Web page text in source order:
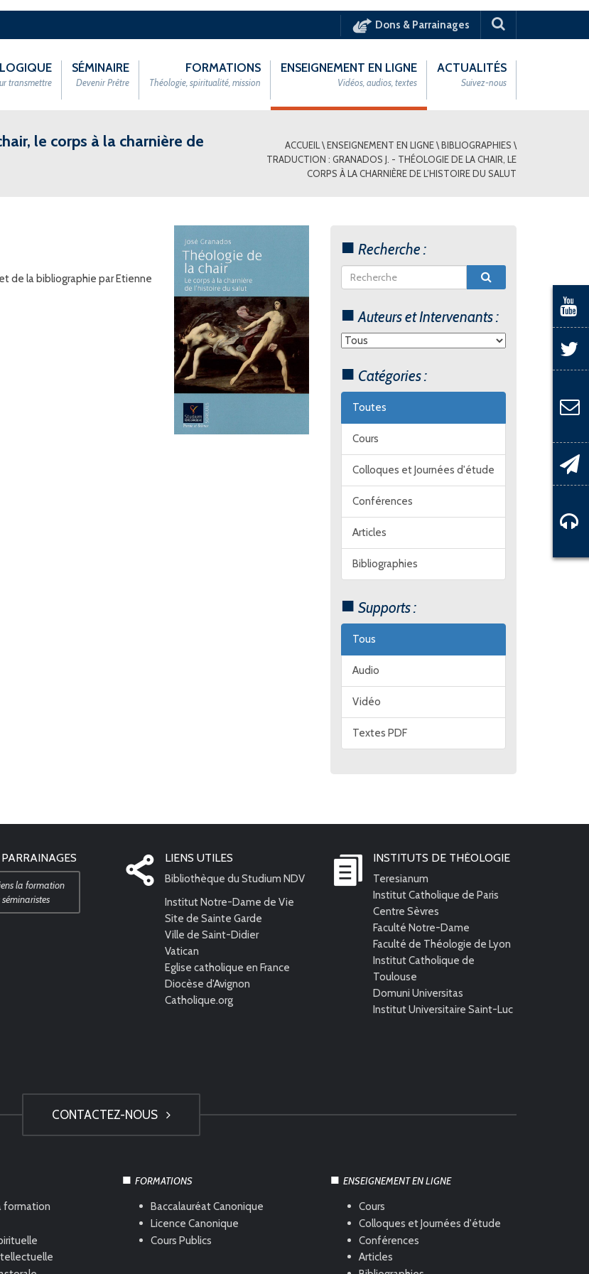
Dons & Parrainages
transmettre
SÉMINAIRE
Devenir Prêtre
FORMATIONS
Théologie, spiritualité, mission
ENSEIGNEMENT EN LIGNE
Vidéos, audios, textes
ACTUALITÉS
Suivez-nous
le corps à la charnière de
ACCUEIL\ENSEIGNEMENT EN LIGNE\BIBLIOGRAPHIES \
TRADUCTION : GRANADOS J. - THÉOLOGIE DE LA CHAIR, LE
CORPS À LA CHARNIÈRE DE L’HISTOIRE DU SALUT
Recherche :
Auteurs et Intervenants :
Catégories :
Toutes
Cours
Colloques et Journées d'étude
Conférences
Articles
Bibliographies
Supports :
Tous
Audio
Vidéo
Textes PDF
de la bibliographie par Etienne
la formation
séminaristes
LIENS UTILES
Bibliothèque du Studium NDV
Institut Notre-Dame de Vie
Site de Sainte Garde
Ville de Saint-Didier
Vatican
Eglise catholique en France
Diocèse d'Avignon
Catholique.org
INSTITUTS DE THÉOLOGIE
Teresianum
Institut Catholique de Paris
Centre Sèvres
Faculté Notre-Dame
Faculté de Théologie de Lyon
Institut Catholique de
Toulouse
Domuni Universitas
Institut Universitaire Saint-Luc
CONTACTEZ-NOUS
formation
FORMATIONS
Baccalauréat Canonique
Licence Canonique
Cours Publics
ENSEIGNEMENT EN LIGNE
Cours
Colloques et Journées d'étude
Conférences
Articles